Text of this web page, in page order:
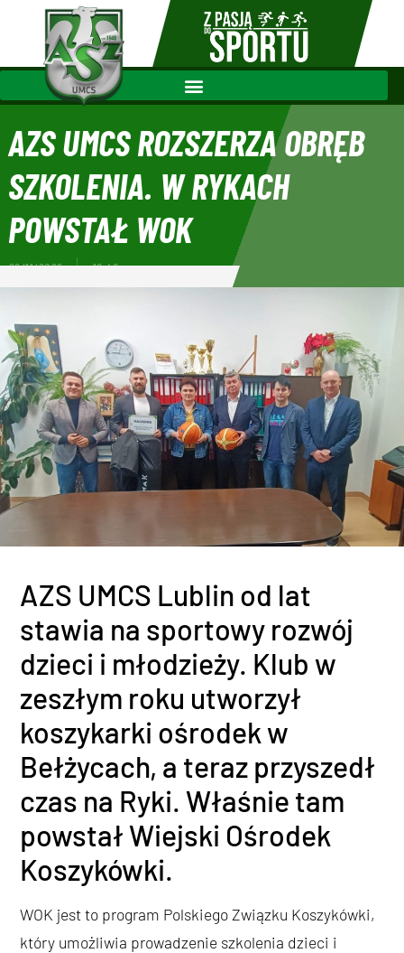
AZS UMCS ROZSZERZA OBRĘB
SZKOLENIA. W RYKACH
POWSTAŁ WOK
22/11/2022 18:46
AZS UMCS Lublin od lat
stawia na sportowy rozwój
dzieci i młodzieży. Klub w
zeszłym roku utworzył
koszykarki ośrodek w
Bełżycach, a teraz przyszedł
czas na Ryki. Właśnie tam
powstał Wiejski Ośrodek
Koszykówki.
WOK jest to program Polskiego Związku Koszykówki,
który umożliwia prowadzenie szkolenia dzieci i